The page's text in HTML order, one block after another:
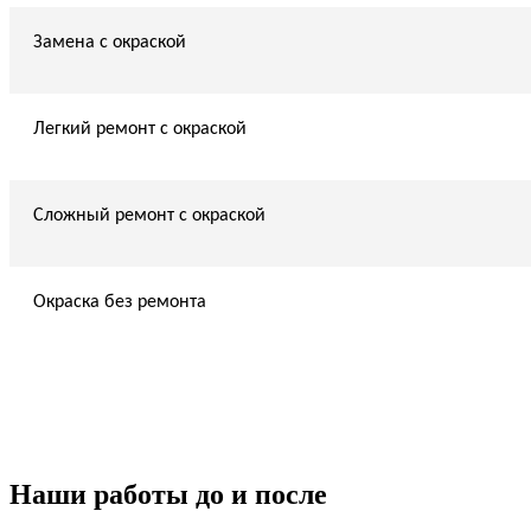
Замена с окраской
Легкий ремонт с окраской
Сложный ремонт с окраской
Окраска без ремонта
Наши работы до и после